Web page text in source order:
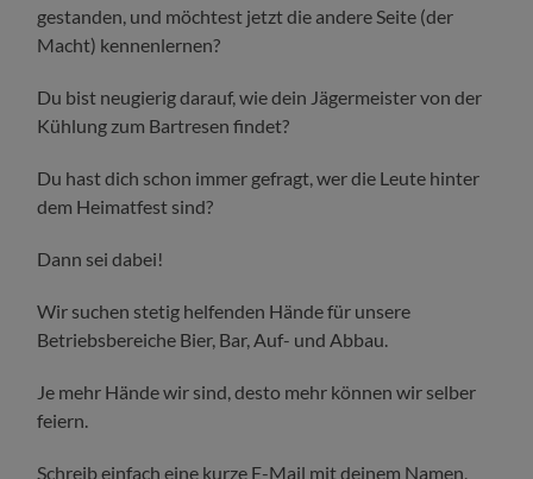
gestanden, und möchtest jetzt die andere Seite (der
Macht) kennenlernen?
Du bist neugierig darauf, wie dein Jägermeister von der
Kühlung zum Bartresen findet?
Du hast dich schon immer gefragt, wer die Leute hinter
dem Heimatfest sind?
Dann sei dabei!
Wir suchen stetig helfenden Hände für unsere
Betriebsbereiche Bier, Bar, Auf- und Abbau.
Je mehr Hände wir sind, desto mehr können wir selber
feiern.
Schreib einfach eine kurze E-Mail mit deinem Namen,